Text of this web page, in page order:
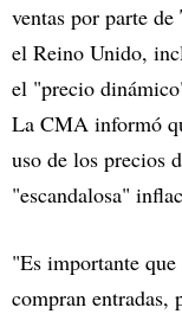
ventas por parte de
el Reino Unido,
el "precio
La CMA informó
uso de los precios
"escandalosa"
"Es importante
compran entradas,